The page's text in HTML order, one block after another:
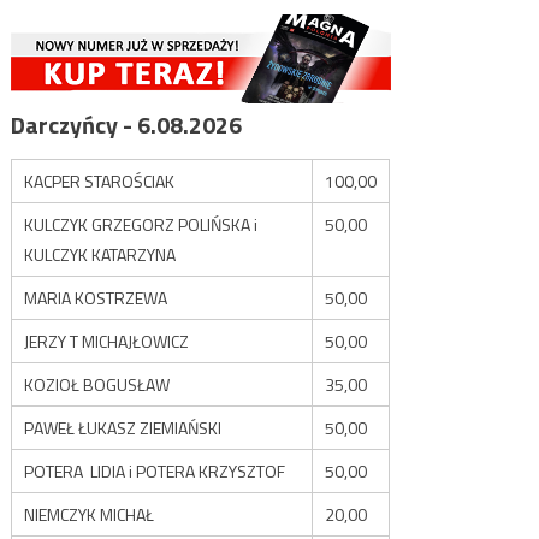
Darczyńcy - 6.08.2026
KACPER STAROŚCIAK
100,00
KULCZYK GRZEGORZ POLIŃSKA i
KULCZYK KATARZYNA
50,00
MARIA KOSTRZEWA
50,00
JERZY T MICHAJŁOWICZ
50,00
KOZIOŁ BOGUSŁAW
35,00
PAWEŁ ŁUKASZ ZIEMIAŃSKI
50,00
POTERA LIDIA i POTERA KRZYSZTOF
50,00
NIEMCZYK MICHAŁ
20,00